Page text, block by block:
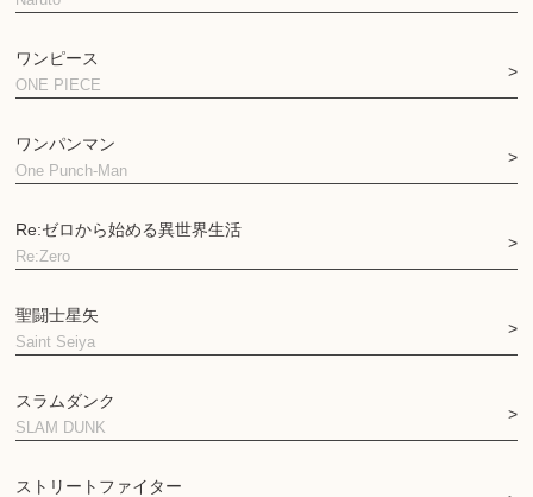
ワンピース
ONE PIECE
ワンパンマン
One Punch-Man
Re:ゼロから始める異世界生活
Re:Zero
聖闘士星矢
Saint Seiya
スラムダンク
SLAM DUNK
ストリートファイター